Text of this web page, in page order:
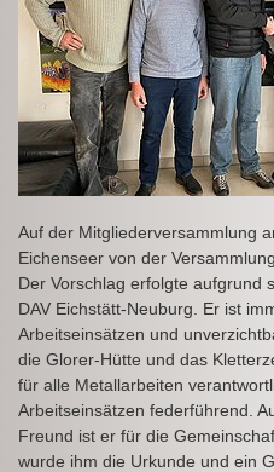
Auf der Mitgliederversammlung
Eichenseer von der
Der Vorschlag erfolgte aufgrund
DAV Eichstätt-Neuburg. Er ist
Arbeitseinsätzen und
die Glorer-Hütte und das
für alle Metallarbeiten
Arbeitseinsätzen federführend.
Freund ist er für die
wurde ihm die Urkunde und ein